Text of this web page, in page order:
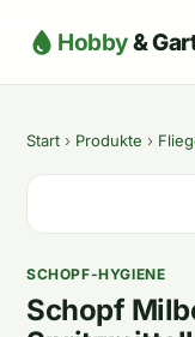
Hobby&
Start › Produkte ›
SCHOPF-HYGIENE
Schopf